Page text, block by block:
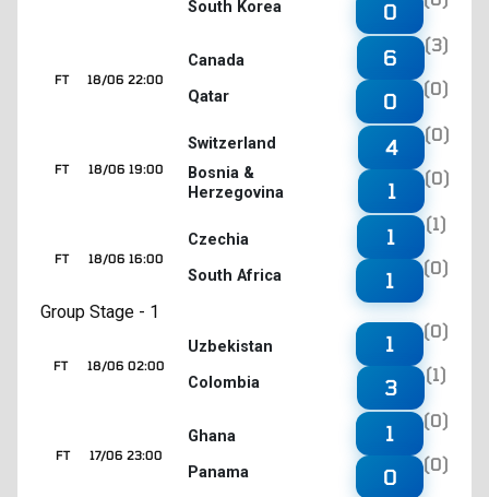
South Korea 0
18/06 22:00
FT
Canada
Qatar
6
(3)
0
(0)
18/06 19:00
FT
Switzerland
Bosnia &
Herzegovina
4
(0)
1
(0)
18/06 16:00
FT
Czechia
South Africa
1
(1)
1
(0)
Group Stage - 1
18/06 02:00
FT
Uzbekistan
Colombia
1
(0)
3
(1)
17/06 23:00
FT
Ghana
Panama
1
(0)
0
(0)